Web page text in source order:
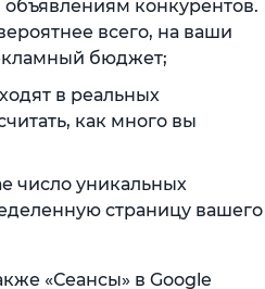
конкурентов.
всего, на ваши
бюджет;
в реальных
как много вы
число уникальных
страницу вашего
«Сеансы» в Google